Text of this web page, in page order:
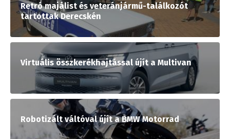
Retró majálist és veteránjármű-találkozót
tartottak Derecskén
Virtuális összkerékhajtással újít a Multivan
Robotizált váltóval újít a BMW Motorrad